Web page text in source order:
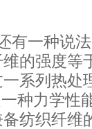
有一种说
的强度等
系列热处
种力学性
纺织纤维